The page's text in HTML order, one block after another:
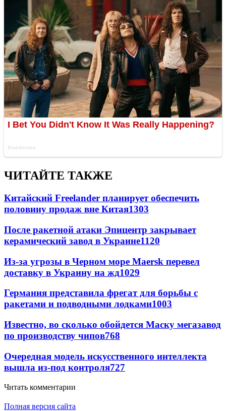
ЧИТАЙТЕ ТАКЖЕ
Китайский Freelander планирует обеспечить
половину продаж вне Китая1303
После ракетной атаки Эпицентр закрывает
керамический завод в Украине1120
Из-за угрозы в Черном море Maersk перевел
доставку в Украину на жд1029
Германия представила фрегат для борьбы с
ракетами и подводными лодками1003
Известно, во сколько обойдется Маску мегазавод
по производству чипов768
Очередная модель искусственного интеллекта
вышла из-под контроля727
Читать комментарии
Полная версия сайта